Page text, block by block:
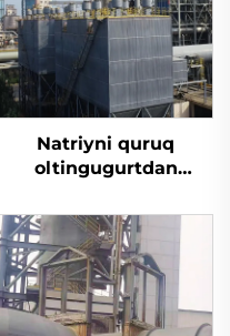
Natriyni quruq
oltingugurtdan